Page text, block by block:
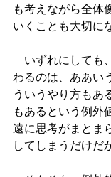
も考えながら全体
いくことも大切に
いずれにしても
わるのは、ああい
ういうやり方もあ
もあるという例外
遠に思考がまとま
してしまうだけだ